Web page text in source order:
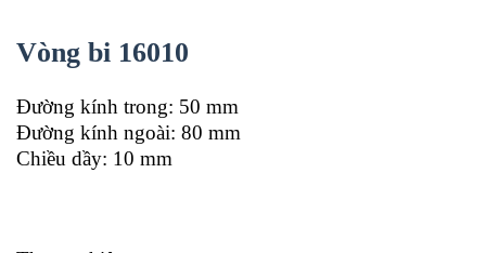
Vòng bi 16010
Đường kính trong: 50 mm
Đường kính ngoài: 80 mm
Chiều dầy: 10 mm